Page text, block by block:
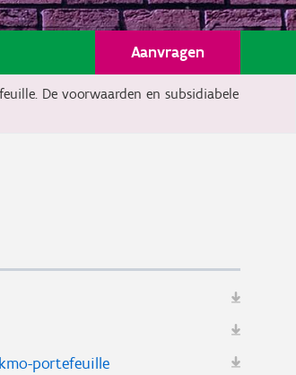
Aanvragen
De voorwaarden en subsidiabele
portefeuille